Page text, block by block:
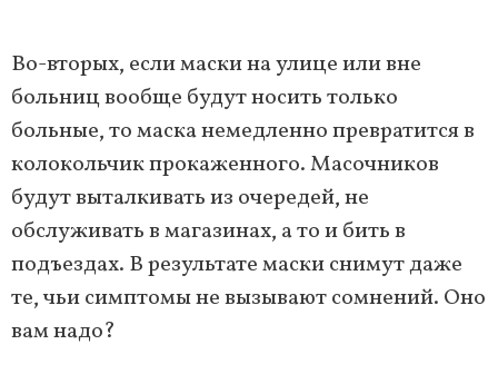
Во-вторых, если маски на улице или вне
больниц вообще будут носить только
больные, то маска немедленно превратится в
колокольчик прокаженного. Масочников
будут выталкивать из очередей, не
обслуживать в магазинах, а то и бить в
подъездах. В результате маски снимут даже
те, чьи симптомы не вызывают сомнений. Оно
вам надо?